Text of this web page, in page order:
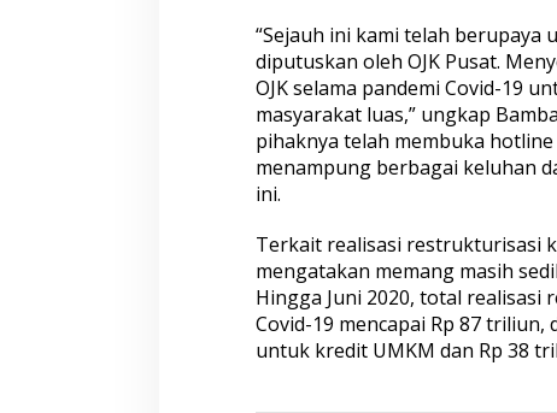
“Sejauh ini kami telah berupaya
diputuskan oleh OJK Pusat.
OJK selama pandemi Covid-19
masyarakat luas,” ungkap
pihaknya telah membuka
menampung berbagai keluhan
ini.
Terkait realisasi restrukturisasi
mengatakan memang masih
Hingga Juni 2020, total
Covid-19 mencapai Rp 87
untuk kredit UMKM dan Rp 38